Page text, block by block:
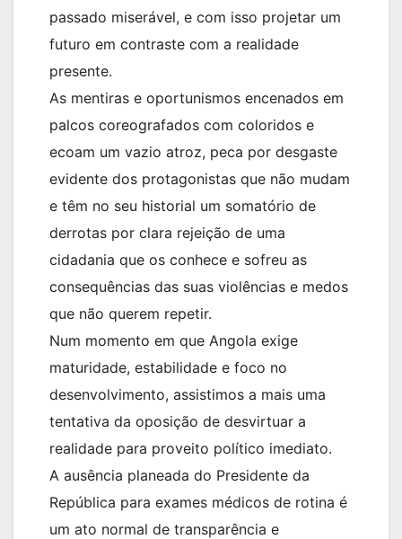
passado miserável, e com isso projetar um
futuro em contraste com a realidade
presente.
As mentiras e oportunismos encenados em
palcos coreografados com coloridos e
ecoam um vazio atroz, peca por desgaste
evidente dos protagonistas que não mudam
e têm no seu historial um somatório de
derrotas por clara rejeição de uma
cidadania que os conhece e sofreu as
consequências das suas violências e medos
que não querem repetir.
Num momento em que Angola exige
maturidade, estabilidade e foco no
desenvolvimento, assistimos a mais uma
tentativa da oposição de desvirtuar a
realidade para proveito político imediato.
A ausência planeada do Presidente da
República para exames médicos de rotina é
um ato normal de transparência e